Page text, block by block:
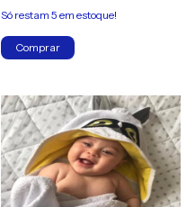
Só restam 5 em estoque!
Comprar